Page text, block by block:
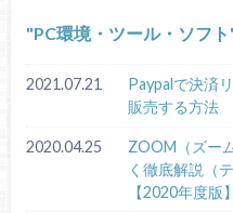
PC環境・ツール・ソフト
2021.07.21
Paypalで決済
販売する方法
2020.04.25
ZOOM（ズー
く徹底解説（
【2020年度版】